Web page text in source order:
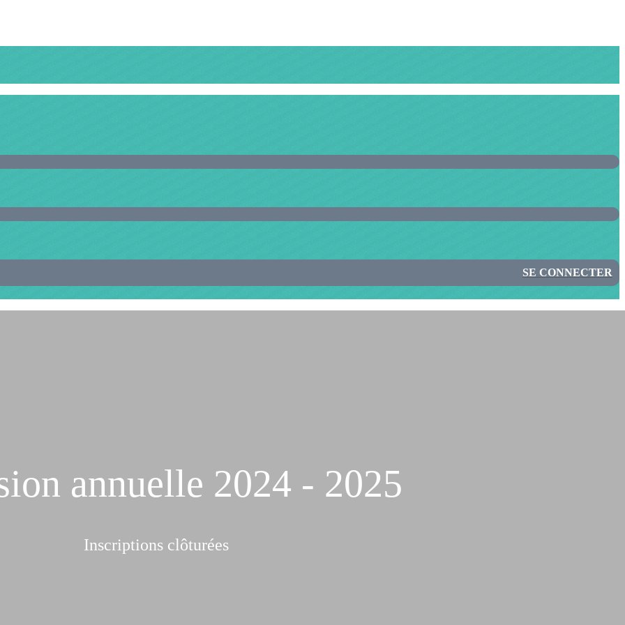
SE CONNECTER
annuelle 2024 - 2025
Inscriptions clôturées